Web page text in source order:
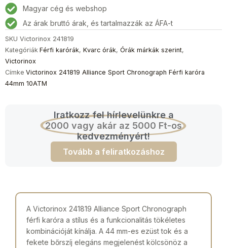
Magyar cég és webshop
Az árak bruttó árak, és tartalmazzák az ÁFA-t
SKU Victorinox 241819
Kategóriák Férfi karórák, Kvarc órák, Órák márkák szerint,
Victorinox
Címke Victorinox 241819 Alliance Sport Chronograph Férfi karóra
44mm 10ATM
Iratkozz fel hírlevelünkre a
2000 vagy akár az 5000 Ft-os
kedvezményért!
Tovább a feliratkozáshoz
A Victorinox 241819 Alliance Sport Chronograph
férfi karóra a stílus és a funkcionalitás tökéletes
kombinációját kínálja. A 44 mm-es ezüst tok és a
fekete bőrszíj elegáns megjelenést kölcsönöz a